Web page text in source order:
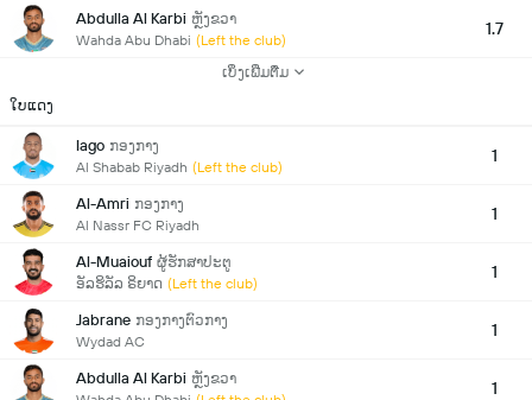
Abdulla Al Karbi ຫຼັງຂວາ
Wahda Abu Dhabi (Left the club)
1.7
ເບິ່ງເພີ່ມຕື່ມ
ໃບແດງ
Iago ກອງກາງ
Al Shabab Riyadh (Left the club)
1
Al-Amri ກອງກາງ
Al Nassr FC Riyadh
1
Al-Muaiouf ຜູ້ຮັກສາປະຕູ
ອັລຮິລັລ ຣິຍາດ (Left the club)
1
Jabrane ກອງກາງຕົວກາງ
Wydad AC
1
Abdulla Al Karbi ຫຼັງຂວາ
1